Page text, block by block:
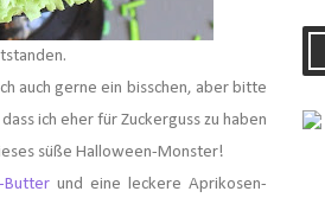
auch gerne ein bisschen, aber bitte
ich eher für Zuckerguss zu haben
süße Halloween-Monster!
Butterund eine leckere Aprikosen-